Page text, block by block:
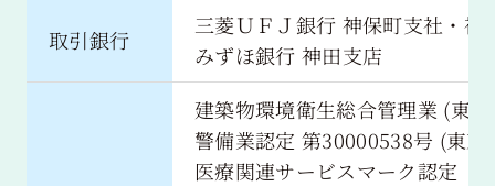
取引銀行
三菱ＵＦＪ銀行 神保町支社・神
みずほ銀行 神田支店
建築物環境衛生総合管理業 (東
警備業認定 第30000538号 (東京
医療関連サービスマーク認定